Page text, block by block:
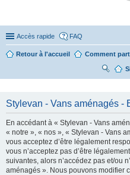
Stylevan -
Accès rapide FAQ
Retour à l'accueil Comment
ch
er
Stylevan - Vans aménagés -
En accédant à « Stylevan - Vans
« notre », « nos », « Stylevan - Vans
vous acceptez d’être légalement
vous n’acceptez pas d’être
suivantes, alors n’accédez pas et/ou
aménagés ». Nous pouvons modifier